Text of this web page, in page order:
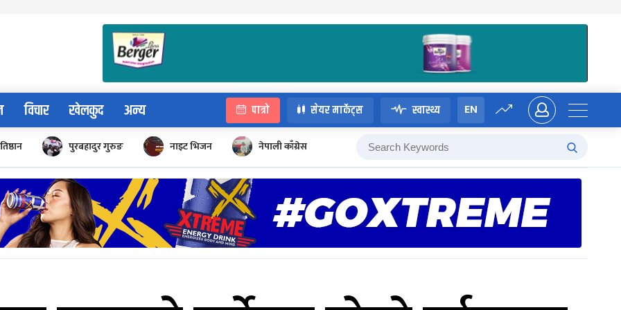
विचार खेलकुद अन्य पात्रो सेयर मार्केट्स स्वास्थ्य EN
पुरबहादुर गुरुङ नाइट भिजन नेपाली काँग्रेस